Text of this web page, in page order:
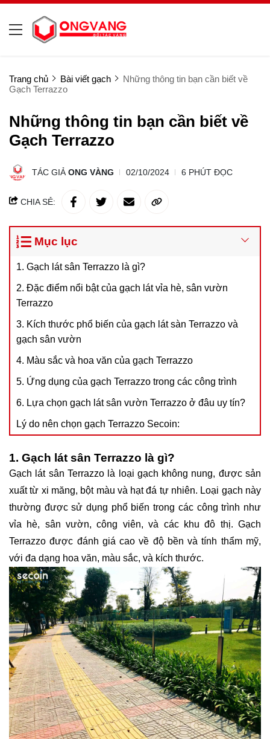
Trang chủ Bài viết gạch
Những thông tin bạn cần biết về
Gạch Terrazzo
Những thông tin bạn cần biết về
Gạch Terrazzo
TÁC GIẢ ONG VÀNG 02/10/2024 6 PHÚT ĐỌC
CHIA SẺ:
Mục lục
1. Gạch lát sân Terrazzo là gì?
2. Đặc điểm nổi bật của gạch lát vỉa hè, sân vườn
Terrazzo
3. Kích thước phổ biến của gạch lát sàn Terrazzo và
gạch sân vườn
4. Màu sắc và hoa văn của gạch Terrazzo
5. Ứng dụng của gạch Terrazzo trong các công trình
6. Lựa chọn gạch lát sân vườn Terrazzo ở đâu uy tín?
Lý do nên chọn gạch Terrazzo Secoin:
1. Gạch lát sân Terrazzo là gì?
Gạch lát sân Terrazzo là loại gạch không nung, được sản
xuất từ xi măng, bột màu và hạt đá tự nhiên. Loại gạch này
thường được sử dụng phổ biến trong các công trình như
vỉa hè, sân vườn, công viên, và các khu đô thị. Gạch
Terrazzo được đánh giá cao về độ bền và tính thẩm mỹ,
với đa dạng hoa văn, màu sắc, và kích thước.